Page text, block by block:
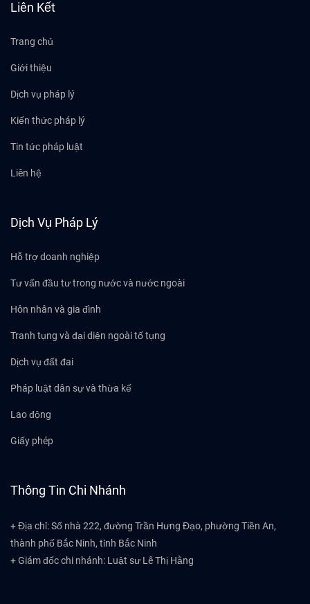
Liên Kết
Trang chủ
Giới thiệu
Dịch vụ pháp lý
Kiến thức pháp lý
Tin tức pháp luật
Liên hệ
Dịch Vụ Pháp Lý
Hỗ trợ doanh nghiệp
Tư vấn đầu tư trong nước và nước ngoài
Hôn nhân và gia đình
Tranh tụng và đại diện ngoài tố tụng
Dịch vụ đất đai
Pháp luật dân sự và thừa kế
Lao động
Giấy phép
Thông Tin Chi Nhánh
+ Địa chỉ: Số nhà 222, đường Trần Hưng Đạo, phường Tiền An,
thành phố Bắc Ninh, tỉnh Bắc Ninh
+ Giám đốc chi nhánh: Luật sư Lê Thị Hằng